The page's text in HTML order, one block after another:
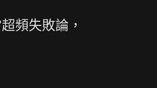
頻失敗論，